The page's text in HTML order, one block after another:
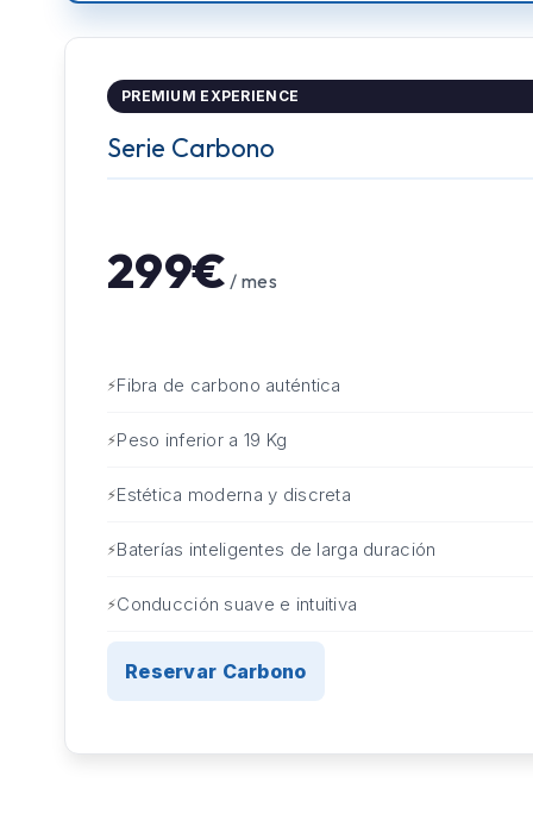
PREMIUM EXPERIENCE
Serie Carbono
299€ / mes
Fibra de carbono auténtica
Peso inferior a 19 Kg
Estética moderna y discreta
Baterías inteligentes de larga duración
Conducción suave e intuitiva
Reservar Carbono